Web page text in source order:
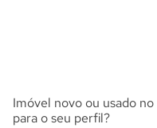
Imóvel novo ou usado
para o seu perfil?